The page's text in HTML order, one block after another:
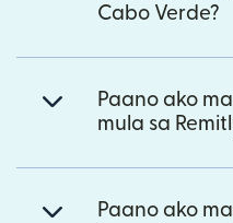
Cabo Verde?
Paano ako
mula sa
Paano ako